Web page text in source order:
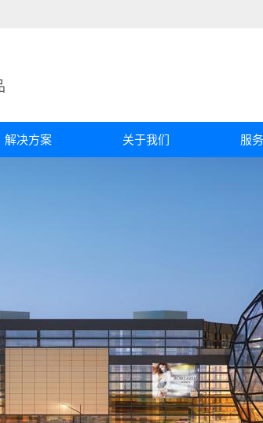
解决方案 关于我们 服